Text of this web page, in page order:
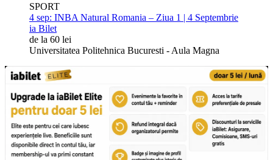
SPORT
4 sep: INBA Natural Romania – Ziua 1 | 4 Septembrie
ia Bilet
de la 60 lei
Universitatea Politehnica Bucuresti - Aula Magna